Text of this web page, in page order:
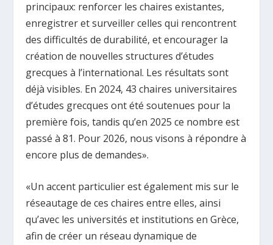
principaux: renforcer les chaires existantes,
enregistrer et surveiller celles qui rencontrent
des difficultés de durabilité, et encourager la
création de nouvelles structures d’études
grecques à l’international. Les résultats sont
déjà visibles. En 2024, 43 chaires universitaires
d’études grecques ont été soutenues pour la
première fois, tandis qu’en 2025 ce nombre est
passé à 81. Pour 2026, nous visons à répondre à
encore plus de demandes».
«Un accent particulier est également mis sur le
réseautage de ces chaires entre elles, ainsi
qu’avec les universités et institutions en Grèce,
afin de créer un réseau dynamique de